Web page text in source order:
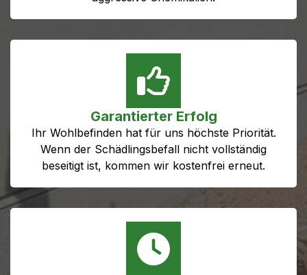
Garantierter Erfolg
Ihr Wohlbefinden hat für uns höchste Priorität.
Wenn der Schädlingsbefall nicht vollständig
beseitigt ist, kommen wir kostenfrei erneut.